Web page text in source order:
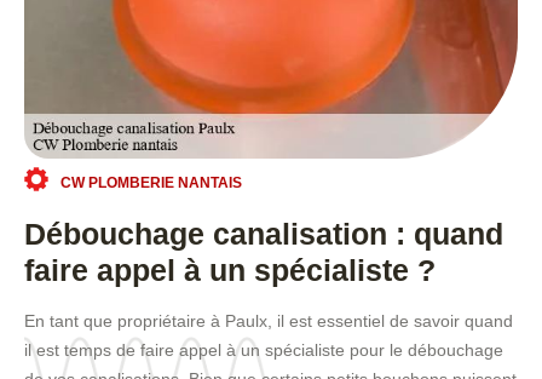
CW PLOMBERIE NANTAIS
Débouchage canalisation : quand
faire appel à un spécialiste ?
En tant que propriétaire à Paulx, il est essentiel de savoir quand
il est temps de faire appel à un spécialiste pour le débouchage